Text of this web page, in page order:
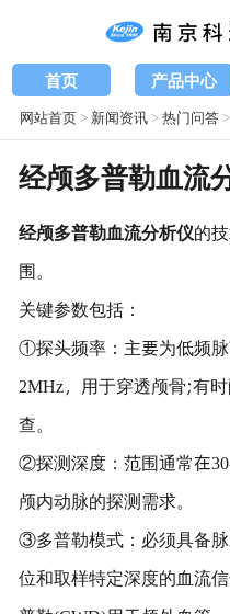
首页 产品中心
网站首页> 新闻资讯>热门问答>
经颅多普勒血流
经颅多普勒血流分析仪的
围。
关键参数包括：
①探头频率：主要为低频
2MHz，用于穿透颅骨;有
查。
②探测深度：范围通常在
颅内动脉的探测需求。
③多普勒模式：必须具备
位和取样特定深度的血流